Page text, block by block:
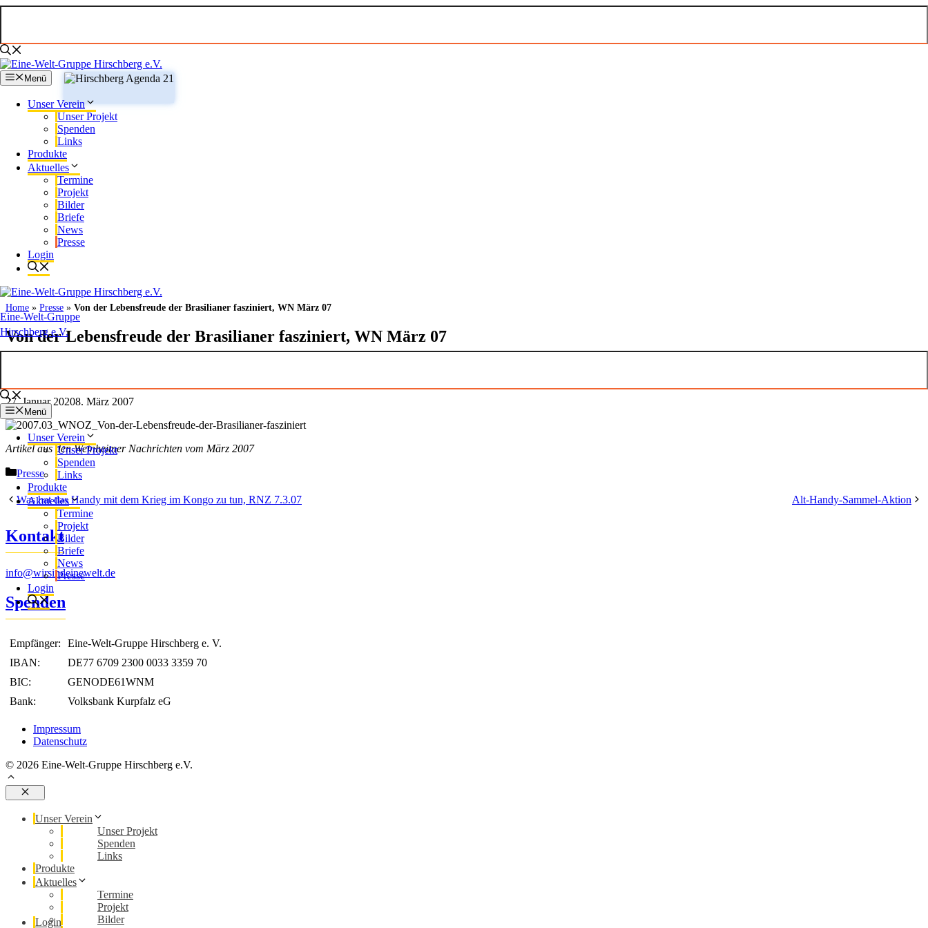
Zum
Menü
Unser Verein
Unser Projekt
Spenden
Links
Produkte
Aktuelles
Termine
Projekt
Bilder
Briefe
News
Presse
Login
Eine-Welt-Gruppe
Hirschberg e.V.
Menü
Unser Verein
Unser Projekt
Spenden
Links
Produkte
Aktuelles
Termine
Projekt
Bilder
Briefe
News
Presse
Login
Home » Presse » Von der Lebensfreude der Brasilianer fasziniert, WN März 07
Von der Lebensfreude der Brasilianer fasziniert, WN März 07
27. Januar 20208. März 2007
Artikel aus den Weinheimer Nachrichten vom März 2007
Kategorien
Presse
Was hat das Handy mit dem Krieg im Kongo zu tun, RNZ 7.3.07 Alt-Handy-Sammel-Aktion
Kontakt
info@wirsindeinewelt.de
Spenden
Empfänger:
Eine-Welt-Gruppe Hirschberg e. V.
IBAN:
DE77 6709 2300 0033 3359 70
BIC:
GENODE61WNM
Bank:
Volksbank Kurpfalz eG
Impressum
Datenschutz
© 2026 Eine-Welt-Gruppe Hirschberg e.V.
Schließen
Unser Verein
Unser Projekt
Spenden
Links
Produkte
Aktuelles
Termine
Projekt
Bilder
Login